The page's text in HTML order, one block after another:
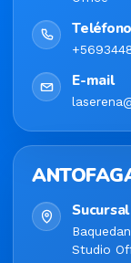
Teléfono
E-mail
Sucursal
Studio